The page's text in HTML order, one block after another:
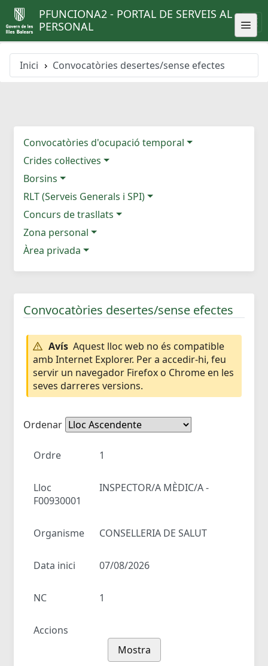
PFUNCIONA2 - PORTAL DE SERVEIS AL
PERSONAL
Inici Convocatòries desertes/sense efectes
Convocatòries d'ocupació temporal
Crides col·lectives
Borsins
RLT (Serveis Generals i SPI)
Concurs de trasllats
Zona personal
Àrea privada
Convocatòries desertes/sense efectes
Avís Aquest lloc web no és compatible
amb Internet Explorer. Per a accedir-hi, feu
servir un navegador Firefox o Chrome en les
seves darreres versions.
Ordenar
Ordre 1
Lloc
INSPECTOR/A MÈDIC/A -
F00930001
Organisme CONSELLERIA DE SALUT
Data inici 07/08/2026
NC 1
Accions
Mostra